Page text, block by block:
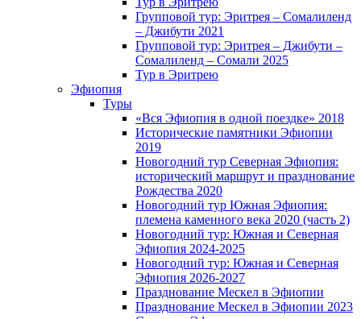
Групповой тур: Эритрея – Cомалиленд
– Джибути 2021
Групповой тур: Эритрея – Джибути –
Сомалиленд – Сомали 2025
Тур в Эритрею
Эфиопия
Туры
«Вся Эфиопия в одной поездке» 2018
Исторические памятники Эфиопии
2019
Новогодний тур Северная Эфиопия:
исторический маршрут и празднование
Рождества 2020
Новогодний тур Южная Эфиопия:
племена каменного века 2020 (часть 2)
Новогодний тур: Южная и Северная
Эфиопия 2024-2025
Новогодний тур: Южная и Северная
Эфиопия 2026-2027
Празднование Мескел в Эфиопии
Празднование Мескел в Эфиопии 2023